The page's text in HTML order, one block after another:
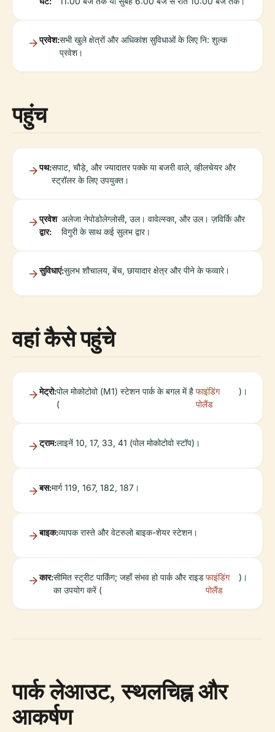
प्रवेश:सभी खुले क्षेत्रों और अधिकांश सुविधाओं के लिए नि: शुल्क
प्रवेश।
पहुंच
पथ:सपाट, चौड़े, और ज्यादातर पक्के या बजरी वाले, व्हीलचेयर और
स्ट्रॉलर के लिए उपयुक्त।
प्रवेश
द्वार:
अलेजा नेपोडोलेग्लोसी, उल। वावेल्स्का, और उल। ज़विर्कि और
विगुरी के साथ कई सुलभ द्वार।
सुविधाएं:सुलभ शौचालय, बेंच, छायादार क्षेत्र और पीने के फव्वारे।
वहां कैसे पहुंचे
मेट्रो:पोल मोकोटोवो (M1) स्टेशन पार्क के बगल में है
(
फाइंडिंग
पोलैंड
)।
ट्राम:लाइनें 10, 17, 33, 41 (पोल मोकोटोवो स्टॉप)।
बस:मार्ग 119, 167, 182, 187।
बाइक:व्यापक रास्ते और वेटरुलो बाइक-शेयर स्टेशन।
कार:सीमित स्ट्रीट पार्किंग; जहाँ संभव हो पार्क और राइड
का उपयोग करें (
फाइंडिंग
पोलैंड
)।
पार्क लेआउट, स्थलचिह्न और
आकर्षण